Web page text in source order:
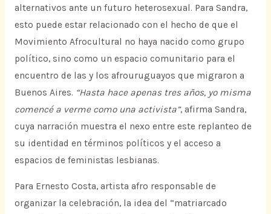
alternativos ante un futuro heterosexual. Para Sandra,
esto puede estar relacionado con el hecho de que el
Movimiento Afrocultural no haya nacido como grupo
político, sino como un espacio comunitario para el
encuentro de las y los afrouruguayos que migraron a
Buenos Aires. “Hasta hace apenas tres años, yo misma
comencé a verme como una activista”, afirma Sandra,
cuya narración muestra el nexo entre este replanteo de
su identidad en términos políticos y el acceso a
espacios de feministas lesbianas.
Para Ernesto Costa, artista afro responsable de
organizar la celebración, la idea del “matriarcado